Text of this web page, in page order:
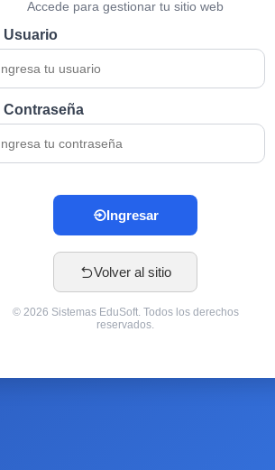
Accede para gestionar tu sitio web
Usuario
Contraseña
Ingresar
Volver al sitio
© 2026 Sistemas EduSoft. Todos los derechos
reservados.